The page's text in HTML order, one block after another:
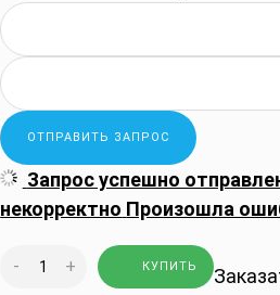
Запрос успешно
некорректно Произошла
- + КУПИТЬ